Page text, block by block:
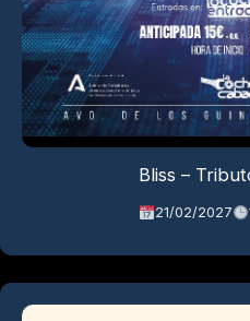
Bliss –
21/02/2027